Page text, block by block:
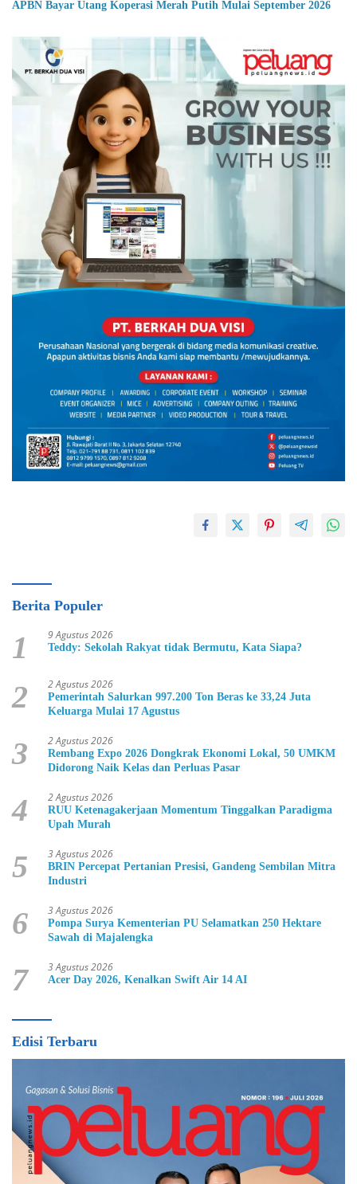
APBN Bayar Utang Koperasi Merah Putih Mulai September 2026
Berita Populer
1 9 Agustus 2026
Teddy: Sekolah Rakyat tidak Bermutu, Kata Siapa?
2 2 Agustus 2026
Pemerintah Salurkan 997.200 Ton Beras ke 33,24 Juta
Keluarga Mulai 17 Agustus
3 2 Agustus 2026
Rembang Expo 2026 Dongkrak Ekonomi Lokal, 50 UMKM
Didorong Naik Kelas dan Perluas Pasar
4 2 Agustus 2026
RUU Ketenagakerjaan Momentum Tinggalkan Paradigma
Upah Murah
5 3 Agustus 2026
BRIN Percepat Pertanian Presisi, Gandeng Sembilan Mitra
Industri
6 3 Agustus 2026
Pompa Surya Kementerian PU Selamatkan 250 Hektare
Sawah di Majalengka
7 3 Agustus 2026
Acer Day 2026, Kenalkan Swift Air 14 AI
Edisi Terbaru